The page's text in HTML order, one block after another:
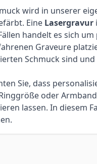
wird in unserer
Eine Lasergravur
handelt es sich
Graveure
Schmuck sind
Sie, dass
oder
lassen. In diesem